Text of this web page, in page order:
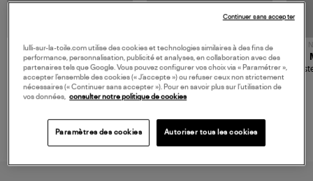
480,00 €
JEROME DREYFUSS
Sac Bobi S Cuir Lamé
Champagne
NOUVELLE COLLECTION
189,00 €
TORAL
Mocassins Killian Sport
Mousse
lulli-sur-la-toile.com utilise des cookies et technologies similaires à des fins de
performance, personnalisation, publicité et analyses, en collaboration avec des
partenaires tels que Google. Vous pouvez configurer vos choix via « Paramétrer »,
accepter l’ensemble des cookies (« J’accepte ») ou refuser ceux non strictement
nécessaires (« Continuer sans accepter »). Pour en savoir plus sur l’utilisation de
vos données,
consulter notre politique de cookies
Paramètres des cookies Autoriser tous les cookies
Continuer sans accepter